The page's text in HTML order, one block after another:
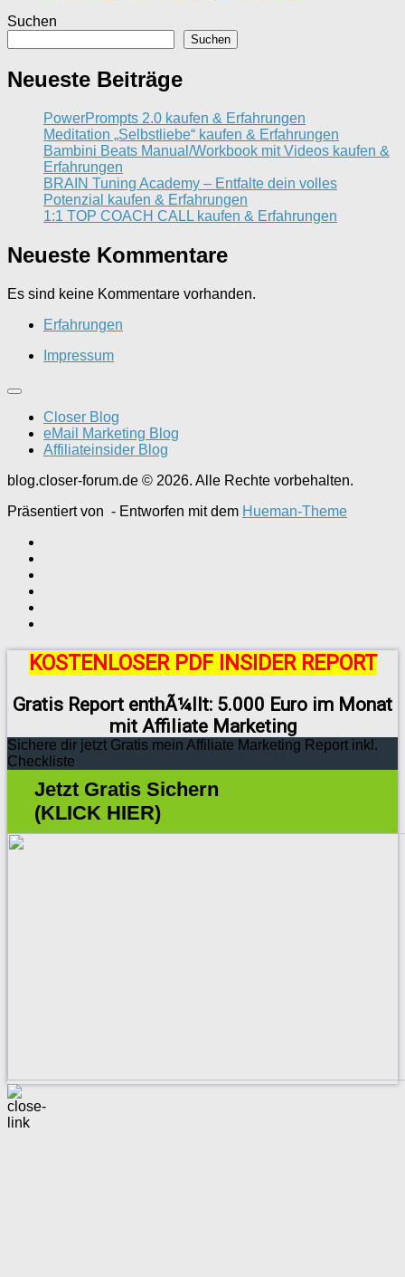
Suchen
Suchen
Neueste Beiträge
PowerPrompts 2.0 kaufen & Erfahrungen
Meditation „Selbstliebe“ kaufen & Erfahrungen
Bambini Beats Manual/Workbook mit Videos kaufen &
Erfahrungen
BRAIN Tuning Academy – Entfalte dein volles
Potenzial kaufen & Erfahrungen
1:1 TOP COACH CALL kaufen & Erfahrungen
Neueste Kommentare
Es sind keine Kommentare vorhanden.
Erfahrungen
Impressum
Closer Blog
eMail Marketing Blog
Affiliateinsider Blog
blog.closer-forum.de © 2026. Alle Rechte vorbehalten.
Präsentiert von - Entworfen mit dem Hueman-Theme
KOSTENLOSER PDF INSIDER REPORT
Gratis Report enthÃ¼llt: 5.000 Euro im Monat
mit Affiliate Marketing
Sichere dir jetzt Gratis mein Affiliate Marketing Report inkl.
Checkliste
Jetzt Gratis Sichern
(KLICK HIER)